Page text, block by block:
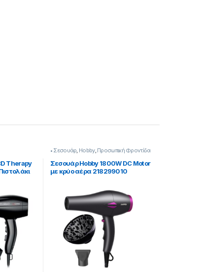
Therapy
• Σεσουάρ, Hobby,Προσωπική Φροντίδα
Σεσουάρ Ηobby 1800W DC Motor
με κρύο αέρα 218299010